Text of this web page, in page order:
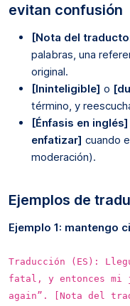
evitan confusión
[Nota del
palabras, una
original.
[Ininteligible] o
término, y
[Énfasis en inglés]
enfatizar] cuando
moderación).
Ejemplos de
Ejemplo 1: mantengo
Traducción (ES):
fatal, y entonces mi
again”. [Nota del